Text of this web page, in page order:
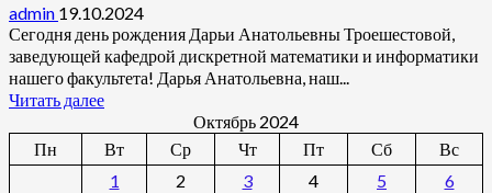
admin 19.10.2024
Сегодня день рождения Дарьи Анатольевны Троешестовой,
заведующей кафедрой дискретной математики и информатики
нашего факультета! Дарья Анатольевна, наш...
Читать далее
Октябрь 2024
Пн
Вт Ср Чт Пт Сб
Вс
1
2 3 4 5
6